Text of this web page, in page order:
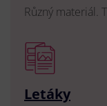
Různý materiál.
Letáky